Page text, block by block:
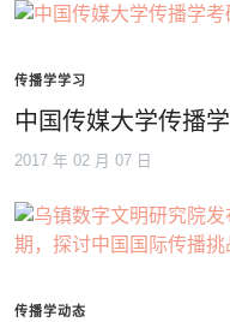
传播学学习
中国传媒大学传播
2017 年 02 月 07 日
传播学动态